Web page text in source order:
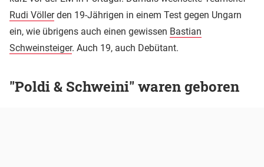
Rudi Völlerden 19-Jährigen in einem Test gegen Ungarn
ein, wie übrigens auch einen gewissen Bastian
Schweinsteiger. Auch 19, auch Debütant.
"Poldi & Schweini" waren geboren